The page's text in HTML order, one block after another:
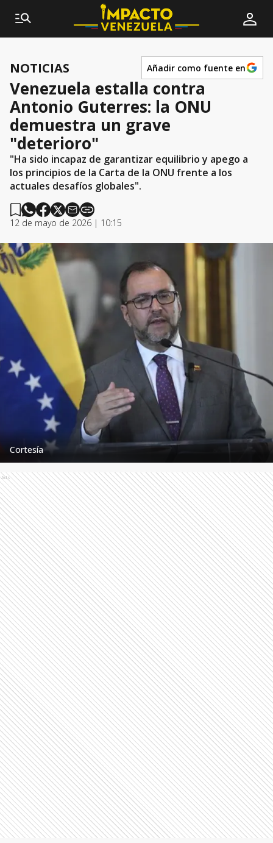
NOTICIAS Añadir como fuente en
Venezuela estalla contra
Antonio Guterres: la ONU
demuestra un grave
"deterioro"
"Ha sido incapaz de garantizar equilibrio y apego a
los principios de la Carta de la ONU frente a los
actuales desafíos globales".
12 de mayo de 2026 | 10:15
Cortesía
Ads